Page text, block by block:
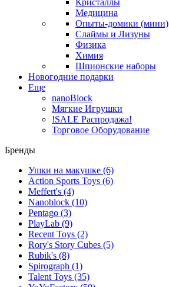
Кристаллы
Медицина
Опыты-домики (мини)
Слаймы и Лизуны
Физика
Химия
Шпионские наборы
Новогодние подарки
Еще
nanoBlock
Мягкие Игрушки
!SALE Распродажа!
Торговое Оборудование
Бренды
Ушки на макушке (6)
Action Sports Toys (6)
Meffert's (4)
Nanoblock (10)
Pentago (3)
PlayLab (9)
Recent Toys (2)
Rory's Story Cubes (5)
Rubik's (8)
Spirograph (1)
Talent Toys (35)